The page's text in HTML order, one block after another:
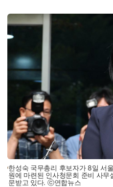
한성숙 국무총리 후보자가 8일 서
원에 마련된 인사청문회 준비 사무
문받고 있다. ⓒ연합뉴스